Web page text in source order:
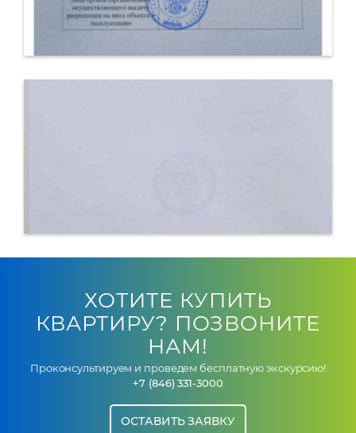
ХОТИТЕ КУПИТЬ
КВАРТИРУ? ПОЗВОНИТЕ
НАМ!
Проконсультируем и проведем бесплатную экскурсию!
+7 (846) 331-3000
ОСТАВИТЬ ЗАЯВКУ